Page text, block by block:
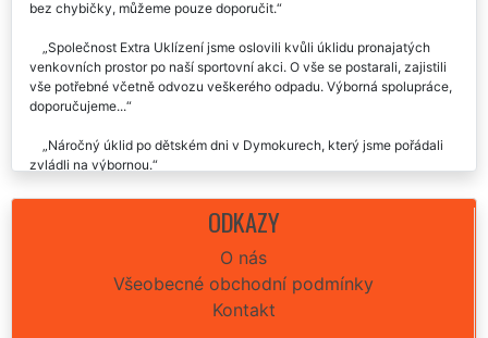
bez chybičky, můžeme pouze doporučit.
Společnost Extra Uklízení jsme oslovili kvůli úklidu pronajatých
venkovních prostor po naší sportovní akci. O vše se postarali, zajistili
vše potřebné včetně odvozu veškerého odpadu. Výborná spolupráce,
doporučujeme...
Náročný úklid po dětském dni v Dymokurech, který jsme pořádali
zvládli na výbornou.
ODKAZY
O nás
Všeobecné obchodní podmínky
Kontakt